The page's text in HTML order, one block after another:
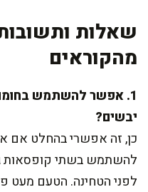
שאלות
מהקוראים
1. אפשר להשתמש
יבשים?
כן, זה אפשרי בהחלט אם
להשתמש בשתי קופסאות
לפני הטחינה. הטעם מעט